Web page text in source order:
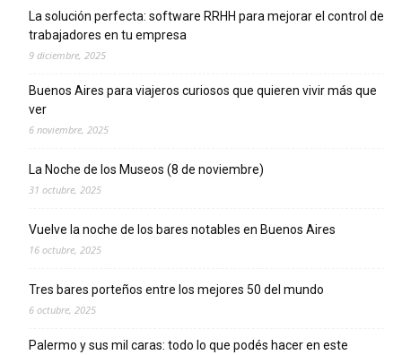
La solución perfecta: software RRHH para mejorar el control de
trabajadores en tu empresa
9 diciembre, 2025
Buenos Aires para viajeros curiosos que quieren vivir más que
ver
6 noviembre, 2025
La Noche de los Museos (8 de noviembre)
31 octubre, 2025
Vuelve la noche de los bares notables en Buenos Aires
16 octubre, 2025
Tres bares porteños entre los mejores 50 del mundo
6 octubre, 2025
Palermo y sus mil caras: todo lo que podés hacer en este